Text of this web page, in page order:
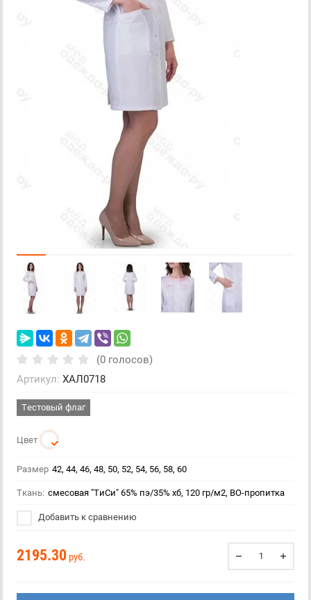
(0 голосов)
Артикул: ХАЛ0718
Тестовый флаг
Цвет
Размер 42, 44, 46, 48, 50, 52, 54, 56, 58, 60
Ткань: смесовая "ТиСи" 65% пэ/35% хб, 120 гр/м2, ВО-пропитка
Добавить к сравнению
2195.30 руб.